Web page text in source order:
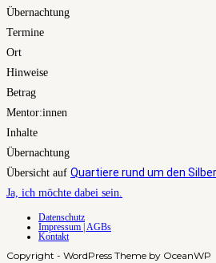
Übernachtung
Termine
Ort
Hinweise
Betrag
Mentor:innen
Inhalte
Übernachtung
Übersicht auf Quartiere rund um den
Ja, ich möchte dabei sein.
Datenschutz
Impressum | AGBs
Kontakt
Copyright - WordPress Theme by OceanWP